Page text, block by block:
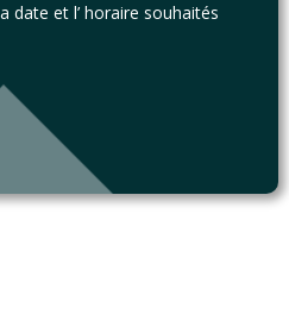
date et l’ horaire souhaités